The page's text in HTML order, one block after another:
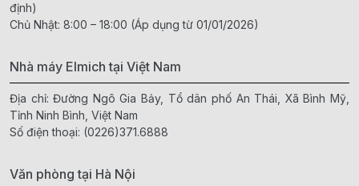
định)
Chủ Nhật: 8:00 – 18:00 (Áp dụng từ 01/01/2026)
Nhà máy Elmich tại Việt Nam
Địa chỉ: Đường Ngô Gia Bảy, Tổ dân phố An Thái, Xã Bình Mỹ,
Tỉnh Ninh Bình, Việt Nam
Số điện thoại: (0226)371.6888
Văn phòng tại Hà Nội